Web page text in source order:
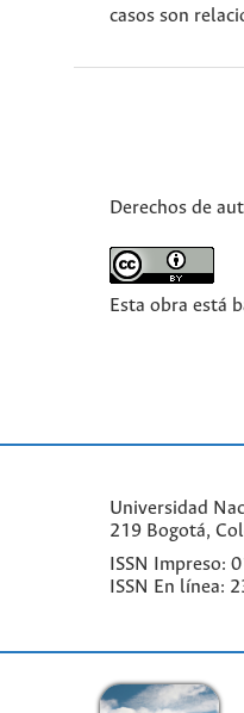
casos son
Derechos de
Esta obra está
Universidad
219 Bogotá,
ISSN Impreso:
ISSN En línea: